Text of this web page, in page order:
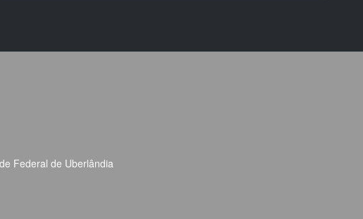
Federal de Uberlândia